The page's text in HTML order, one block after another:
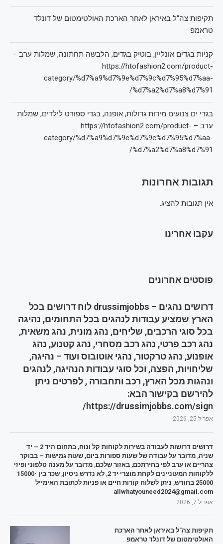
תקיפות צה"ל באיראן לאחר הארכת האולטימטום של דונלד
טראמפ
קניות בגדים אונליין, בוטיק בגדים, הלבשה תחתונה, שמלות ערב –
https://htofashion2.com/product-
category/%d7%a9%d7%9e%d7%9c%d7%95%d7%aa-
%d7%a2%d7%a8%d7%91/
בגדי ים צנועים מידות גדולות, אופנה, בגדי ספורט לילדים, שמלות
ערב – https://htofashion2.com/product-
category/%d7%a9%d7%9e%d7%9c%d7%95%d7%aa-
%d7%a2%d7%a8%d7%91/
תגובות אחרונות
אין תגובות להציג.
עקבו אחרינו
פוסטים אחרונים
דרושים נהגים – drussimjobbs לוח דרושים בכל
הארץ שמציע עבודות לנהגים בכל התחומים, נהיגה
בכל סוגי הרכבים, שליחים, נהג מונית, נהג משאית,
נהג רכב פרטי, נהג רכב מסחרי, נהג קטנוע, נהג
אופנוע, נהג טרקטור, נהגי אוטובוס ועוד – נהיגה,
שליחויות, הפצה, וכל סוגי עבודות הנהיגה, לנהגים
ונהגות מכל הארץ, רכב ותחבורה , לפרטים ניתן
להירשם בקישור הבא:
https://drussimjobbs.com/sign/
אפריל 25, 2026
דרושים דרושות לעבודה בשירות לקוחות קל ונוח, בתחום היד 2 – יד
שניה, מדובר על עבודה של שעות ספורות ביום, שעות גמישות – בבוקר
צהריים או ערב לפי בחירתכם, באזור שלכם, מדובר על מענה טלפוני ופיזי
ללקוחות המעוניינים לקחת מוצרי יד 2, לא נדרש ניסיון, שכר בין 15000-
25000 בחודש, ניתן לשלוח קורות חיים או פניות לכתובת האימייל
allwhatyouneed2024@gmail.com
אפריל 7, 2026
תקיפות צה"ל באיראן לאחר הארכת
האולטימטום של דונלד טראמפ